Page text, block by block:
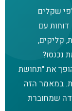
שקלים
דוחות עם
קליקים,
נכנסו?
את "תחושת
במאמר הזה
שמחוברת